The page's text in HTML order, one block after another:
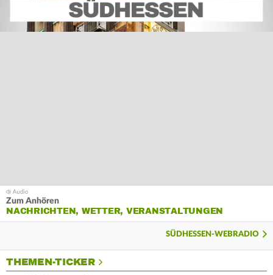
Zum Anhören
NACHRICHTEN, WETTER, VERANSTALTUNGEN
SÜDHESSEN-WEBRADIO
THEMEN-TICKER